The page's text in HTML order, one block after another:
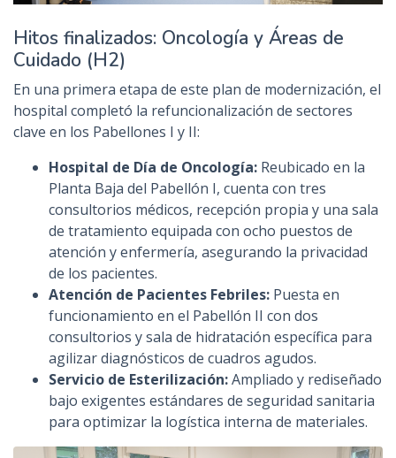
Hitos finalizados: Oncología y Áreas de
Cuidado (H2)
En una primera etapa de este plan de modernización, el
hospital completó la refuncionalización de sectores
clave en los Pabellones I y II:
Hospital de Día de Oncología: Reubicado en la
Planta Baja del Pabellón I, cuenta con tres
consultorios médicos, recepción propia y una sala
de tratamiento equipada con ocho puestos de
atención y enfermería, asegurando la privacidad
de los pacientes.
Atención de Pacientes Febriles: Puesta en
funcionamiento en el Pabellón II con dos
consultorios y sala de hidratación específica para
agilizar diagnósticos de cuadros agudos.
Servicio de Esterilización:Ampliado y rediseñado
bajo exigentes estándares de seguridad sanitaria
para optimizar la logística interna de materiales.